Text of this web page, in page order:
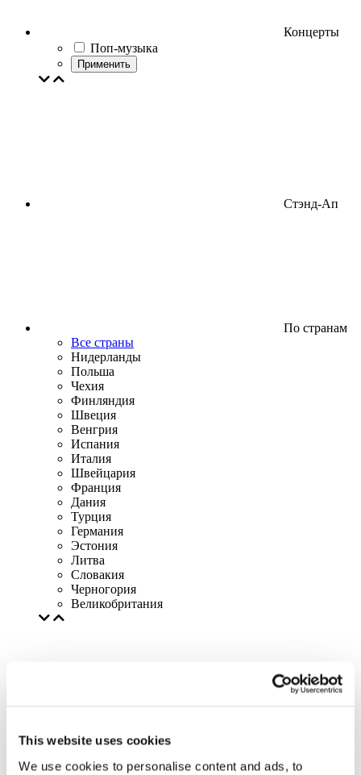
This website uses cookies
We use cookies to personalise content and ads, to
Концерты
Поп-музыка
Применить
Стэнд-Ап
По странам
Все страны
Нидерланды
Польша
Чехия
Финляндия
Швеция
Венгрия
Испания
Италия
Швейцария
Франция
Дания
Турция
Германия
Эстония
Литва
Словакия
Черногория
Великобритания